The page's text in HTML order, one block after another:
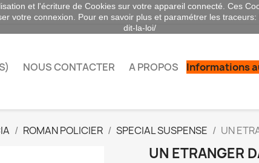
NOUS CONTACTER A PROPOS Informations
ROMAN POLICIER SPECIAL SUSPENSE UN
UN ETRANGER
et l'écriture de Cookies sur votre appareil connecté. Ces
votre connexion. Pour en savoir plus et paramétrer les
dit-la-loi/